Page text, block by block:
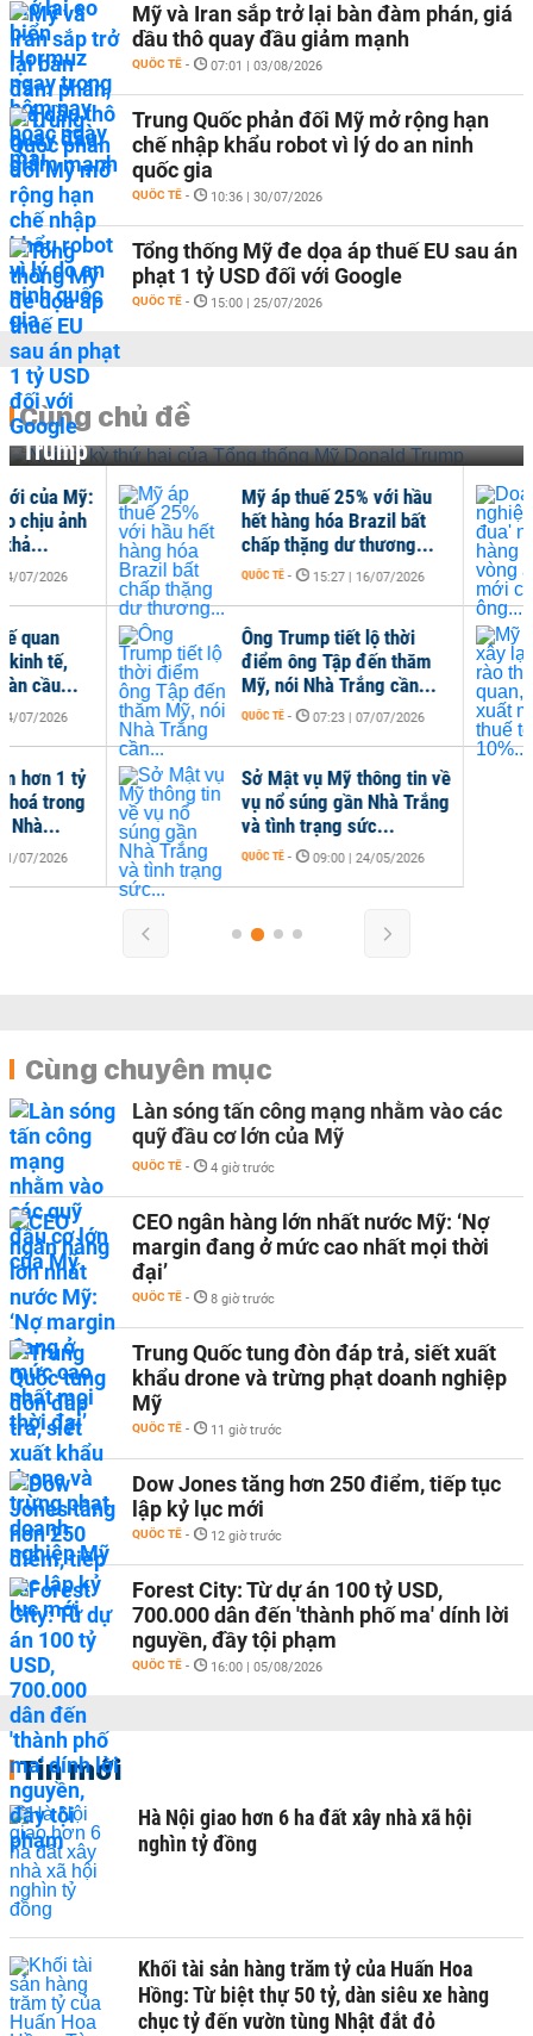
Mỹ và Iran sắp trở lại bàn đàm phán, giá
dầu thô quay đầu giảm mạnh
QUỐC TẾ - 07:01 | 03/08/2026
Trung Quốc phản đối Mỹ mở rộng hạn
chế nhập khẩu robot vì lý do an ninh
quốc gia
QUỐC TẾ - 10:36 | 30/07/2026
Tổng thống Mỹ đe dọa áp thuế EU sau án
phạt 1 tỷ USD đối với Google
QUỐC TẾ - 15:00 | 25/07/2026
Cùng chủ đề
Nhiệm kỳ thứ hai của Tổng thống Mỹ Donald
Trump
Mỹ áp thuế 25% với hầu
hết hàng hóa Brazil bất
chấp thặng dư thương...
QUỐC TẾ - 15:27 | 16/07/2026
Ông Trump tiết lộ thời
điểm ông Tập đến thăm
Mỹ, nói Nhà Trắng cần...
QUỐC TẾ - 07:23 | 07/07/2026
QUỐC
Mỹ
rào
QUỐC
Sở Mật vụ Mỹ thông tin về
vụ nổ súng gần Nhà Trắng
và tình trạng sức...
QUỐC TẾ - 09:00 | 24/05/2026
Cùng chuyên mục
Làn sóng tấn công mạng nhằm vào các
quỹ đầu cơ lớn của Mỹ
QUỐC TẾ - 4 giờ trước
CEO ngân hàng lớn nhất nước Mỹ: ‘Nợ
margin đang ở mức cao nhất mọi thời
đại’
QUỐC TẾ - 8 giờ trước
Trung Quốc tung đòn đáp trả, siết xuất
khẩu drone và trừng phạt doanh nghiệp
Mỹ
QUỐC TẾ - 11 giờ trước
Dow Jones tăng hơn 250 điểm, tiếp tục
lập kỷ lục mới
QUỐC TẾ - 12 giờ trước
Forest City: Từ dự án 100 tỷ USD,
700.000 dân đến 'thành phố ma' dính lời
nguyền, đầy tội phạm
QUỐC TẾ - 16:00 | 05/08/2026
Tin mới
Hà Nội giao hơn 6 ha đất xây nhà xã hội
nghìn tỷ đồng
Khối tài sản hàng trăm tỷ của Huấn Hoa
Hồng: Từ biệt thự 50 tỷ, dàn siêu xe hàng
chục tỷ đến vườn tùng Nhật đắt đỏ